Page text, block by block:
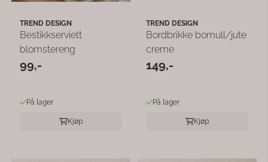
TREND DESIGN
Bestikkserviett
blomstereng
99,-
På lager
Kjøp
TREND DESIGN
Bordbrikke bomull/jute
creme
149,-
På lager
Kjøp